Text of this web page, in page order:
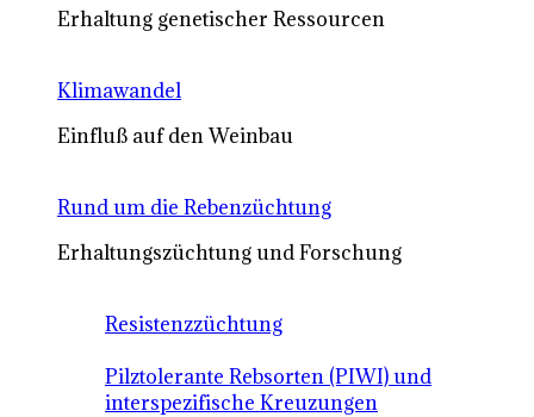
Erhaltung genetischer Ressourcen
Klimawandel
Einfluß auf den Weinbau
Rund um die Rebenzüchtung
Erhaltungszüchtung und Forschung
Resistenzzüchtung
Pilztolerante Rebsorten (PIWI) und
interspezifische Kreuzungen